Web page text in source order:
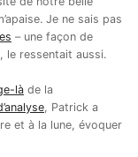
Je ne sais pas
– une façon de
le ressentait aussi.
là de la
, Patrick a
et à la lune, évoquer